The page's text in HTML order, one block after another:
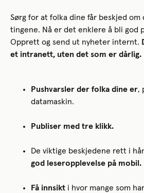
Sørg for at folka dine får beskjed om
tingene. Nå er det enklere å bli god
Opprett og send ut nyheter internt.
et intranett, uten det som er dårlig.
Pushvarsler der folka dine er,
datamaskin.
Publiser med tre klikk.
De viktige beskjedene rett i
god leseropplevelse på mobil.
Få innsikt i hvor mange som